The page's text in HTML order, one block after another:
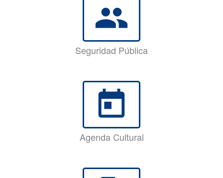
group
Seguridad Pública
today
Agenda Cultural